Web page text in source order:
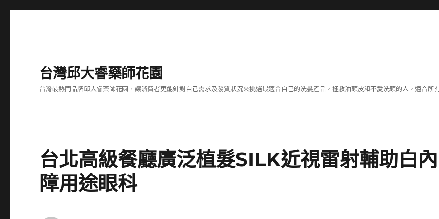
台灣邱大睿藥師花園
台灣最熱門品牌邱大睿藥師花園，讓消費者更能針對自己需求及發質狀況來挑選最適合自己的洗髮產品，拯救油頭皮和不愛洗頭的人，適合所
台北高級餐廳廣泛植髮SILK近視雷射輔助白內
障用途眼科